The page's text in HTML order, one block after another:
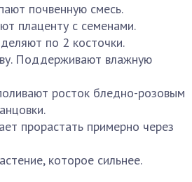
почвенную смесь.
плаценту с семенами.
по 2 косточки.
Поддерживают влажную
росток бледно-розовым
прорастать примерно через
которое сильнее.